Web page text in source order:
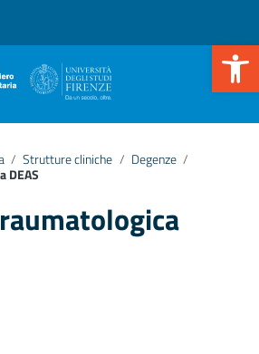
/ Strutture cliniche / Degenze /
DEAS